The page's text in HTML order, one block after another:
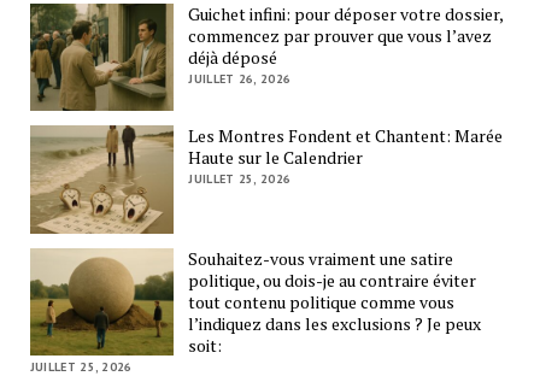
Guichet infini: pour déposer votre dossier,
commencez par prouver que vous l’avez
déjà déposé
JUILLET 26, 2026
Les Montres Fondent et Chantent: Marée
Haute sur le Calendrier
JUILLET 25, 2026
Souhaitez-vous vraiment une satire
politique, ou dois-je au contraire éviter
tout contenu politique comme vous
l’indiquez dans les exclusions ? Je peux
soit:
JUILLET 25, 2026